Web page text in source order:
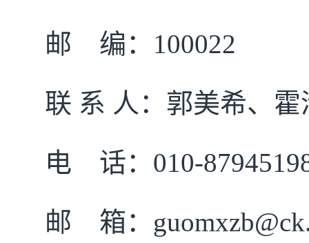
邮
编： 100022
联 系 人：郭美希、
电
话： 010-
邮
箱：